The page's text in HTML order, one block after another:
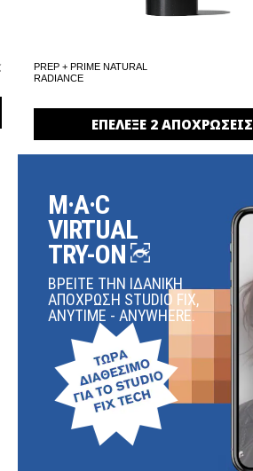
PREP + PRIME NATURAL
RADIANCE
ΕΠΕΛΕΞΕ 2 ΑΠΟΧΡΩΣΕΙΣ
M·A·C
VIRTUAL
TRY-ON
ΒΡΕΙΤΕ ΤΗΝ ΙΔΑΝΙΚΗ
ΑΠΟΧΡΩΣΗ STUDIO FIX,
ANYTIME - ANYWHERE.